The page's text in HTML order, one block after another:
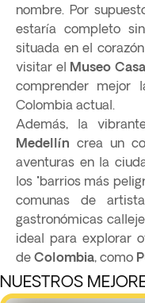
nombre. Por
estaría completo
situada en el
visitar el Museo
comprender mejor
Colombia actual.
Además, la
Medellín crea un
aventuras en la
los "barrios más
comunas de
gastronómicas
ideal para explorar
de Colombia, como
NUESTROS